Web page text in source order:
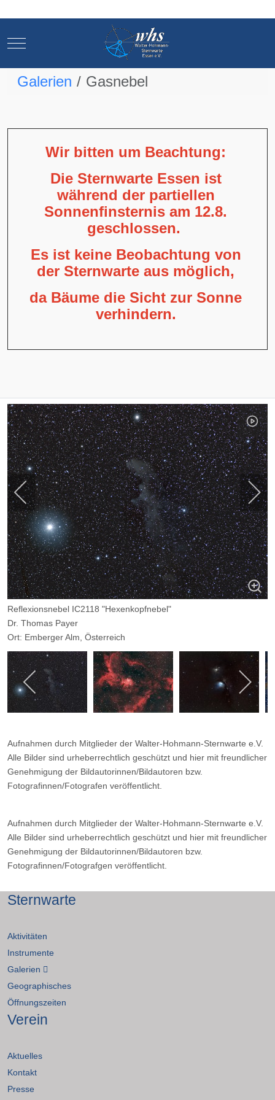
Mobile Menu Toggle
Galerien Gasnebel
Wir bitten um Beachtung:
Die Sternwarte Essen ist
während der partiellen
Sonnenfinsternis am 12.8.
geschlossen.
Es ist keine Beobachtung von
der Sternwarte aus möglich,
da Bäume die Sicht zur Sonne
verhindern.
Reflexionsnebel IC2118 "Hexenkopfnebel"
Dr. Thomas Payer
Ort: Emberger Alm, Österreich
Instrument: 180mm ED-Nikkor bei f/3,5; Nikon D7200 bei ISO1000;
67x2min
Aufnahmen durch Mitglieder der Walter-Hohmann-Sternwarte e.V.
Alle Bilder sind urheberrechtlich geschützt und hier mit freundlicher
Genehmigung der Bildautorinnen/Bildautoren bzw.
Fotografinnen/Fotografen veröffentlicht.
Aufnahmen durch Mitglieder der Walter-Hohmann-Sternwarte e.V.
Alle Bilder sind urheberrechtlich geschützt und hier mit freundlicher
Genehmigung der Bildautorinnen/Bildautoren bzw.
Fotografinnen/Fotografgen veröffentlicht.
Sternwarte
Aktivitäten
Instrumente
Galerien
Geographisches
Öffnungszeiten
Verein
Aktuelles
Kontakt
Presse